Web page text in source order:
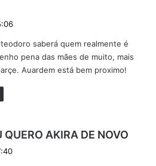
saberá quem realmente é
pena das mães de muito, mais
Auardem está bem proximo!
QUERO AKIRA DE NOVO